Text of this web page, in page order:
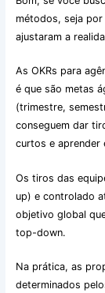
métodos, seja
ajustaram a
As OKRs para
é que são metas
(trimestre,
conseguem dar
curtos e aprender
Os tiros das
up) e controlado
objetivo global
top-down.
Na prática, as
determinados